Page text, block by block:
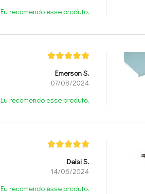
Eu recomendo esse produto.
Emerson S.
07/08/2024
Eu recomendo esse produto.
Deisi S.
14/06/2024
Eu recomendo esse produto.